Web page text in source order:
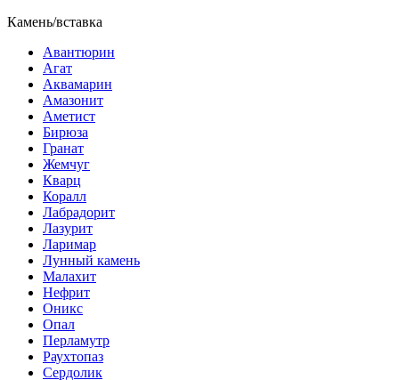
Камень/вставка
Авантюрин
Агат
Аквамарин
Амазонит
Аметист
Бирюза
Гранат
Жемчуг
Кварц
Коралл
Лабрадорит
Лазурит
Ларимар
Лунный камень
Малахит
Нефрит
Оникс
Опал
Перламутр
Раухтопаз
Сердолик